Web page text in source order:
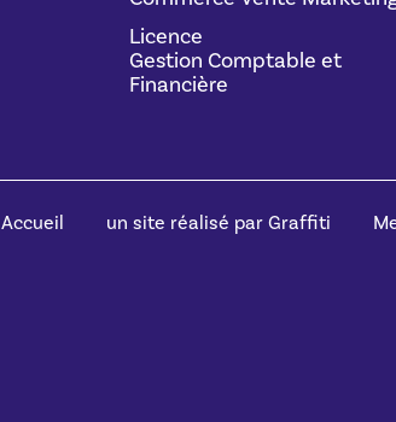
Licence
Gestion Comptable et
Financière
Accueil un site réalisé par Graffiti